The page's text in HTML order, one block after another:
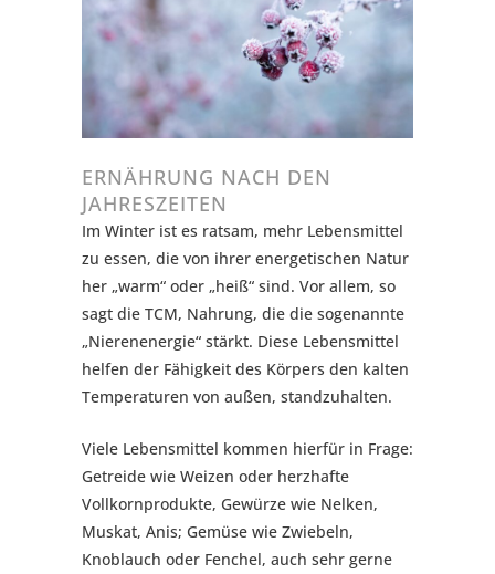
ERNÄHRUNG NACH DEN
JAHRESZEITEN
Im Winter ist es ratsam, mehr Lebensmittel
zu essen, die von ihrer energetischen Natur
her „warm“ oder „heiß“ sind. Vor allem, so
sagt die TCM, Nahrung, die die sogenannte
„Nierenenergie“ stärkt. Diese Lebensmittel
helfen der Fähigkeit des Körpers den kalten
Temperaturen von außen, standzuhalten.
Viele Lebensmittel kommen hierfür in Frage:
Getreide wie Weizen oder herzhafte
Vollkornprodukte, Gewürze wie Nelken,
Muskat, Anis; Gemüse wie Zwiebeln,
Knoblauch oder Fenchel, auch sehr gerne